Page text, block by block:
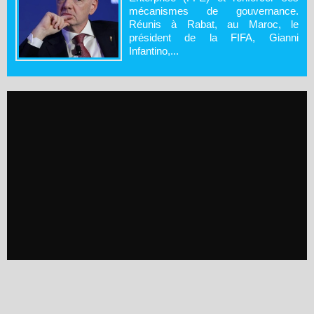
mécanismes de gouvernance.
Réunis à Rabat, au Maroc, le
président de la FIFA, Gianni
Infantino,...